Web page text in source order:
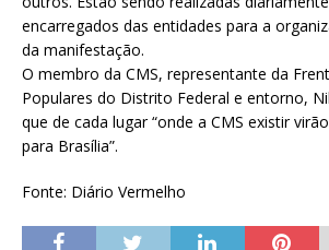
encarregados das entidades para a
da manifestação.
O membro da CMS, representante da
Populares do Distrito Federal e entorno,
que de cada lugar “onde a CMS existir
para Brasília”.
Fonte: Diário Vermelho